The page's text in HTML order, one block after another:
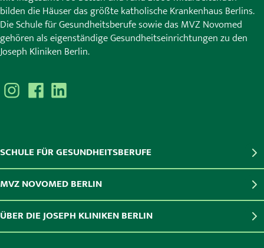
bilden die Häuser das größte katholische Krankenhaus Berlins.
Die Schule für Gesundheitsberufe sowie das MVZ Novomed
gehören als eigenständige Gesundheitseinrichtungen zu den
Joseph Kliniken Berlin.
SCHULE FÜR GESUNDHEITSBERUFE
MVZ NOVOMED BERLIN
ÜBER DIE JOSEPH KLINIKEN BERLIN